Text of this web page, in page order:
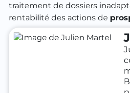
traitement de dossiers
rentabilité des actions de